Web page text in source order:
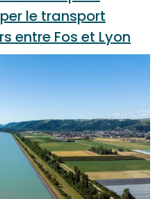
le transport
entre Fos et Lyon